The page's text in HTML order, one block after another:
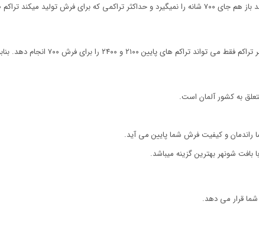
به کشور آلمان است.